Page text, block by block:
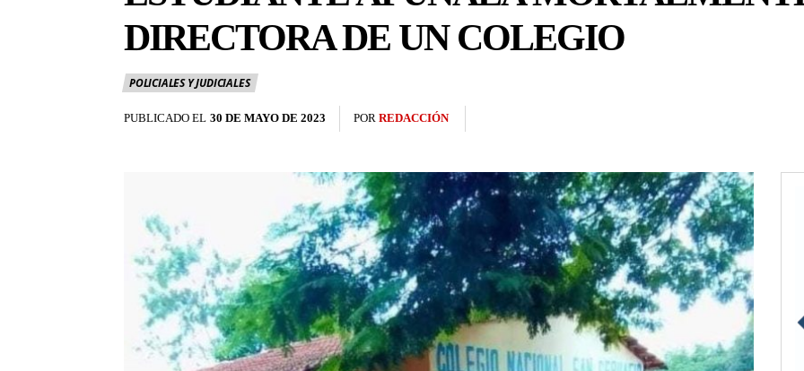
DIRECTORA DE UN COLEGIO
POLICIALES Y JUDICIALES
PUBLICADO EL 30 DE MAYO DE 2023 POR REDACCIÓN